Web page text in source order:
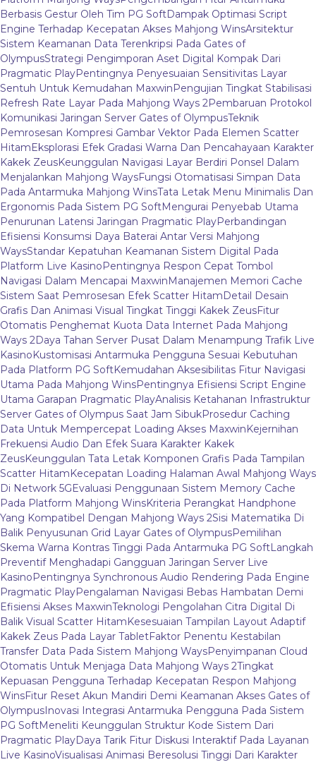
Berbasis Gestur Oleh Tim PG SoftDampak Optimasi Script
Engine Terhadap Kecepatan Akses Mahjong WinsArsitektur
Sistem Keamanan Data Terenkripsi Pada Gates of
OlympusStrategi Pengimporan Aset Digital Kompak Dari
Pragmatic PlayPentingnya Penyesuaian Sensitivitas Layar
Sentuh Untuk Kemudahan MaxwinPengujian Tingkat Stabilisasi
Refresh Rate Layar Pada Mahjong Ways 2Pembaruan Protokol
Komunikasi Jaringan Server Gates of OlympusTeknik
Pemrosesan Kompresi Gambar Vektor Pada Elemen Scatter
HitamEksplorasi Efek Gradasi Warna Dan Pencahayaan Karakter
Kakek ZeusKeunggulan Navigasi Layar Berdiri Ponsel Dalam
Menjalankan Mahjong WaysFungsi Otomatisasi Simpan Data
Pada Antarmuka Mahjong WinsTata Letak Menu Minimalis Dan
Ergonomis Pada Sistem PG SoftMengurai Penyebab Utama
Penurunan Latensi Jaringan Pragmatic PlayPerbandingan
Efisiensi Konsumsi Daya Baterai Antar Versi Mahjong
WaysStandar Kepatuhan Keamanan Sistem Digital Pada
Platform Live KasinoPentingnya Respon Cepat Tombol
Navigasi Dalam Mencapai MaxwinManajemen Memori Cache
Sistem Saat Pemrosesan Efek Scatter HitamDetail Desain
Grafis Dan Animasi Visual Tingkat Tinggi Kakek ZeusFitur
Otomatis Penghemat Kuota Data Internet Pada Mahjong
Ways 2Daya Tahan Server Pusat Dalam Menampung Trafik Live
KasinoKustomisasi Antarmuka Pengguna Sesuai Kebutuhan
Pada Platform PG SoftKemudahan Aksesibilitas Fitur Navigasi
Utama Pada Mahjong WinsPentingnya Efisiensi Script Engine
Utama Garapan Pragmatic PlayAnalisis Ketahanan Infrastruktur
Server Gates of Olympus Saat Jam SibukProsedur Caching
Data Untuk Mempercepat Loading Akses MaxwinKejernihan
Frekuensi Audio Dan Efek Suara Karakter Kakek
ZeusKeunggulan Tata Letak Komponen Grafis Pada Tampilan
Scatter HitamKecepatan Loading Halaman Awal Mahjong Ways
Di Network 5GEvaluasi Penggunaan Sistem Memory Cache
Pada Platform Mahjong WinsKriteria Perangkat Handphone
Yang Kompatibel Dengan Mahjong Ways 2Sisi Matematika Di
Balik Penyusunan Grid Layar Gates of OlympusPemilihan
Skema Warna Kontras Tinggi Pada Antarmuka PG SoftLangkah
Preventif Menghadapi Gangguan Jaringan Server Live
KasinoPentingnya Synchronous Audio Rendering Pada Engine
Pragmatic PlayPengalaman Navigasi Bebas Hambatan Demi
Efisiensi Akses MaxwinTeknologi Pengolahan Citra Digital Di
Balik Visual Scatter HitamKesesuaian Tampilan Layout Adaptif
Kakek Zeus Pada Layar TabletFaktor Penentu Kestabilan
Transfer Data Pada Sistem Mahjong WaysPenyimpanan Cloud
Otomatis Untuk Menjaga Data Mahjong Ways 2Tingkat
Kepuasan Pengguna Terhadap Kecepatan Respon Mahjong
WinsFitur Reset Akun Mandiri Demi Keamanan Akses Gates of
OlympusInovasi Integrasi Antarmuka Pengguna Pada Sistem
PG SoftMeneliti Keunggulan Struktur Kode Sistem Dari
Pragmatic PlayDaya Tarik Fitur Diskusi Interaktif Pada Layanan
Live KasinoVisualisasi Animasi Beresolusi Tinggi Dari Karakter